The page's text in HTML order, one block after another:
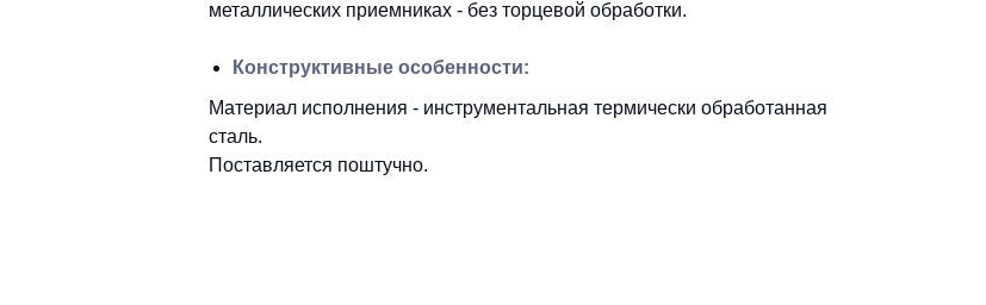
металлических приемниках - без торцевой обработки.
Конструктивные особенности:
Материал исполнения - инструментальная термически обработанная
сталь.
Поставляется поштучно.